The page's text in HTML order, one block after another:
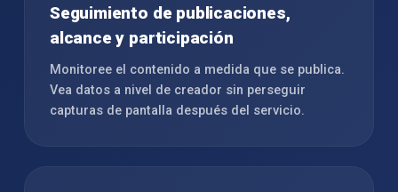
Seguimiento de publicaciones,
alcance y participación
Monitoree el contenido a medida que se publica.
Vea datos a nivel de creador sin perseguir
capturas de pantalla después del servicio.